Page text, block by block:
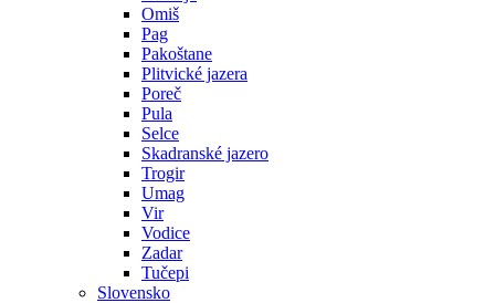
Omiš
Pag
Pakoštane
Plitvické jazera
Poreč
Pula
Selce
Skadranské jazero
Trogir
Umag
Vir
Vodice
Zadar
Tučepi
Slovensko